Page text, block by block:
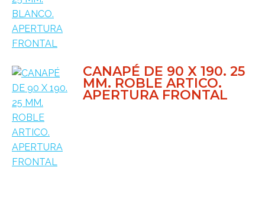
CANAPÉ DE 90 X 190. 25
MM. ROBLE ARTICO.
APERTURA FRONTAL